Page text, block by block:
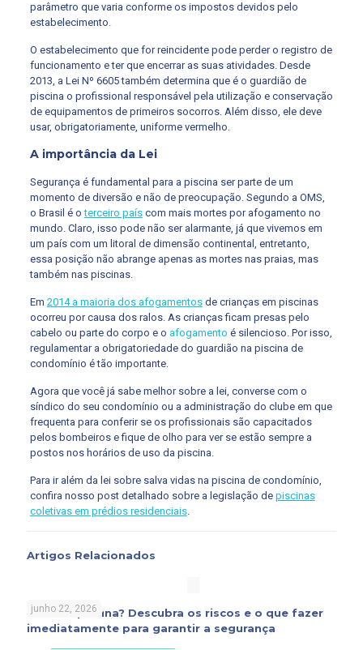
parâmetro que varia conforme os impostos devidos pelo
estabelecimento.
O estabelecimento que for reincidente pode perder o registro de
funcionamento e ter que encerrar as suas atividades. Desde
2013, a Lei Nº 6605 também determina que é o guardião de
piscina o profissional responsável pela utilização e conservação
de equipamentos de primeiros socorros. Além disso, ele deve
usar, obrigatoriamente, uniforme vermelho.
A importância da Lei
Segurança é fundamental para a piscina ser parte de um
momento de diversão e não de preocupação. Segundo a OMS,
o Brasil é oterceiro paíscom mais mortes por afogamento no
mundo. Claro, isso pode não ser alarmante, já que vivemos em
um país com um litoral de dimensão continental, entretanto,
essa posição não abrange apenas as mortes nas praias, mas
também nas piscinas.
Em 2014 a maioria dos afogamentosde crianças em piscinas
ocorreu por causa dos ralos. As crianças ficam presas pelo
cabelo ou parte do corpo e o afogamento é silencioso. Por isso,
regulamentar a obrigatoriedade do guardião na piscina de
condomínio é tão importante.
Agora que você já sabe melhor sobre a lei, converse com o
síndico do seu condomínio ou a administração do clube em que
frequenta para conferir se os profissionais são capacitados
pelos bombeiros e fique de olho para ver se estão sempre a
postos nos horários de uso da piscina.
Para ir além da lei sobre salva vidas na piscina de condomínio,
confira nosso post detalhado sobre a legislação de piscinas
coletivas em prédios residenciais.
Artigos Relacionados
junho 22, 2026
Rato na piscina? Descubra os riscos e o que fazer
imediatamente para garantir a segurança